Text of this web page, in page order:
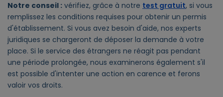
Notre conseil : vérifiez, grâce à notre test gratuit, si vous
remplissez les conditions requises pour obtenir un permis
d'établissement. Si vous avez besoin d'aide, nos experts
juridiques se chargeront de déposer la demande à votre
place. Si le service des étrangers ne réagit pas pendant
une période prolongée, nous examinerons également s'il
est possible d'intenter une action en carence et ferons
valoir vos droits.